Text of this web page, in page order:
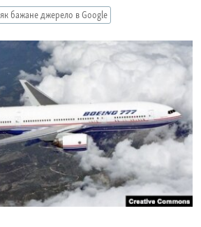
бажане джерело в Google